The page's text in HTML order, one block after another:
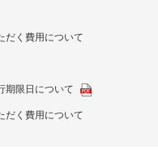
だく費用について
期限日について
だく費用について